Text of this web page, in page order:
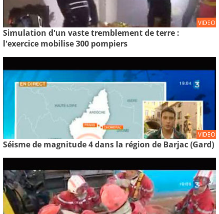
VIDEO
Simulation d'un vaste tremblement de terre :
l'exercice mobilise 300 pompiers
VIDEO
Séisme de magnitude 4 dans la région de Barjac (Gard)